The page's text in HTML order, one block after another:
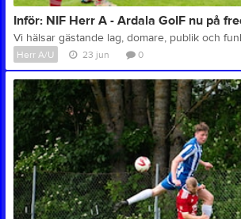
Inför: NIF Herr A - Ardala GoIF nu på
Herr A/U 23 jun 0